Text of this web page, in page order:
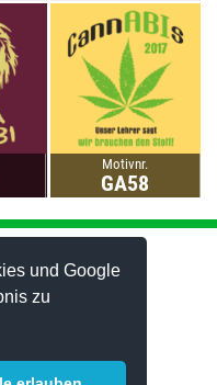
und Google
zu
Motivnr.
GA58
Hoodies
Price-Abishirts
& Bändchen